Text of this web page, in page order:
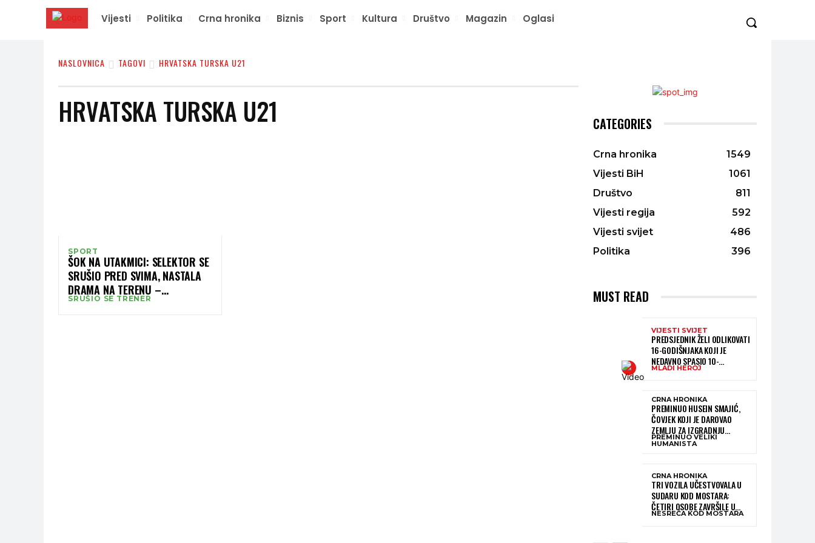
Vijesti Politika Crna hronika Biznis Sport Kultura Društvo Magazin Oglasi
NASLOVNICA TAGOVI HRVATSKA TURSKA U21
HRVATSKA TURSKA U21
SPORT
ŠOK NA UTAKMICI: SELEKTOR SE
SRUŠIO PRED SVIMA, NASTALA
DRAMA NA TERENU –
OTKRIVENO U KAKVOM JE
SRUŠIO SE TRENER
CATEGORIES
Crna hronika
1549
Vijesti BiH
1061
Društvo
811
Vijesti regija
592
Vijesti svijet
486
Politika
396
MUST READ
VIJESTI SVIJET
PREDSJEDNIK ŽELI ODLIKOVATI
16-GODIŠNJAKA KOJI JE
NEDAVNO SPASIO 10-
GODIŠNJEG DJEČAKA IZ
MLADI HEROJ
CRNA HRONIKA
PREMINUO HUSEIN SMAJIĆ,
ČOVJEK KOJI JE DAROVAO
ZEMLJU ZA IZGRADNJU
KATOLIČKE CRKVE U BUGOJNU
PREMINUO VELIKI
HUMANISTA
CRNA HRONIKA
TRI VOZILA UČESTVOVALA U
SUDARU KOD MOSTARA:
ČETIRI OSOBE ZAVRŠILE U
BOLNICI
NESREĆA KOD MOSTARA